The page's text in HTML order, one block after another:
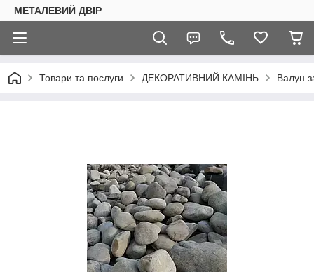
МЕТАЛЕВИЙ ДВІР
Товари та послуги ДЕКОРАТИВНИЙ КАМІНЬ Валун